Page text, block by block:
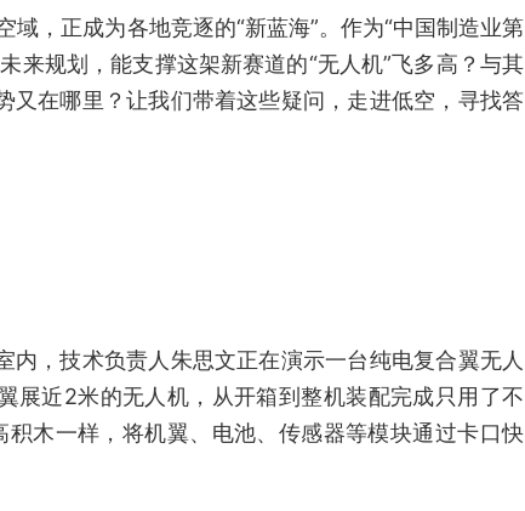
，正成为各地竞逐的“新蓝海”。作为“中国制造业第
来规划，能支撑这架新赛道的“无人机”飞多高？与其
又在哪里？让我们带着这些疑问，走进低空，寻找答
内，技术负责人朱思文正在演示一台纯电复合翼无人
展近2米的无人机，从开箱到整机装配完成只用了不
木一样，将机翼、电池、传感器等模块通过卡口快